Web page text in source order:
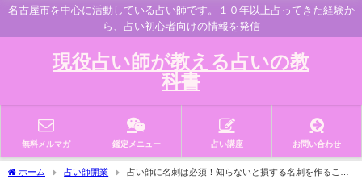
名古屋市を中心に活動している占い師です。１０年以上占ってきた経験か
ら、占い初心者向けの情報を発信
現役占い師が教える占いの教
科書
無料メルマガ 鑑定メニュー 占い講座 お問い合わせ
ホーム 占い師開業
占い師に名刺は必須！知らないと損する名刺を作ること